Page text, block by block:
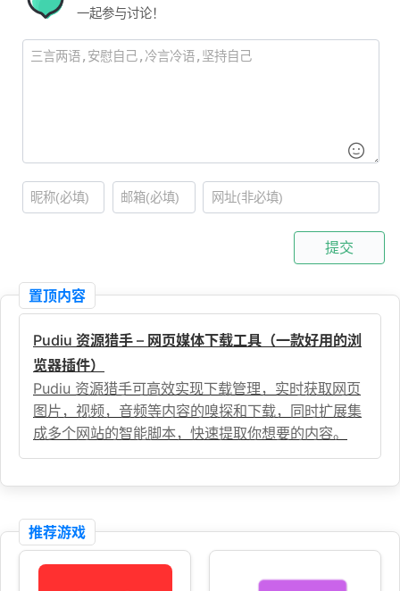
一起参与讨论！
提交
置顶内容
Pudiu 资源猎手 – 网页媒体下载工具（一款好用的浏
览器插件）
Pudiu 资源猎手可高效实现下载管理，实时获取网页
图片，视频，音频等内容的嗅探和下载，同时扩展集
成多个网站的智能脚本，快速提取你想要的内容。
推荐游戏